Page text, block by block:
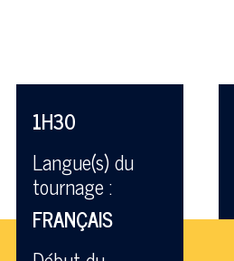
1H30
Langue(s) du
tournage :
FRANÇAIS